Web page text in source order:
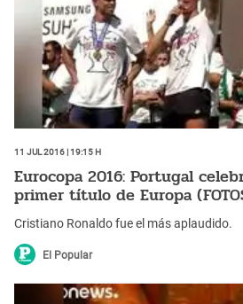
11 Jul 2016 | 19:15 h
Eurocopa 2016: Portugal
primer título de Europa
Cristiano Ronaldo fue el más aplaudido.
El Popular